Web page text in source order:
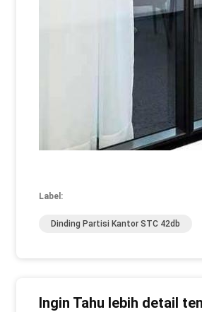
Label:
Dinding Partisi Kantor STC 42db
Ingin Tahu lebih detail